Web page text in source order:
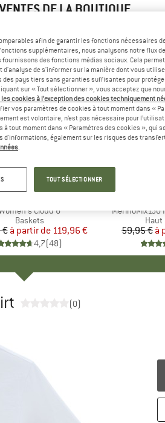
DE LA BOUTIQUE
+9
Cloud 6
Product group
Baskets
Prix
€ Prix réduit
à partir de 119,96 €
4,7(48)
-25 %
Article
MerinoMix150
Haut
59,95 € à
Jusqu'à
(0)
afin de garantir les fonctions nécessaires
supplémentaires, nous analysons notre flux
des fonctions médias sociaux. Cela
d'analyse de s'informer sur la manière dont vous
pays tiers sans garanties suffisantes pour
sur « Tout sélectionner », vous acceptez que
cookies à l’exception des cookies techniquement
vos paramètres de cookies à tout moment dans «
est volontaire, n’est pas nécessaire pour
tout moment dans « Paramètres des cookies », qui
d'informations, également sur les risques des
.
TOUT SÉLECTIONNER